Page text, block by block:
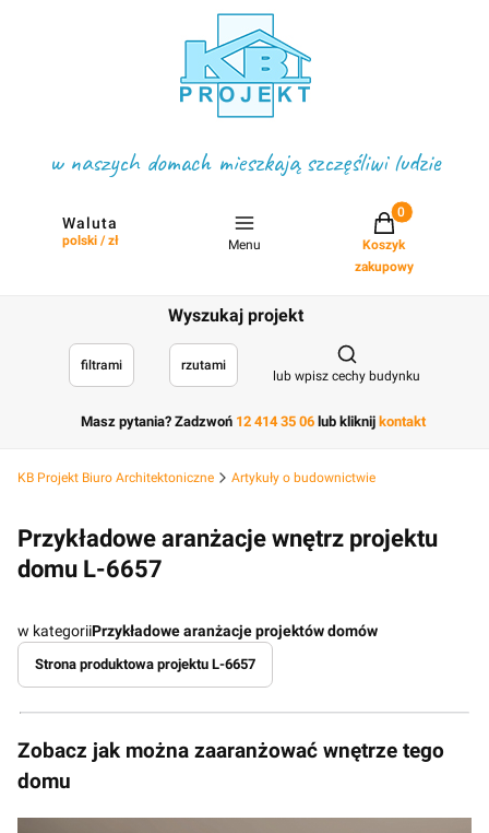
w naszych domach mieszkają szczęśliwi ludzie
Waluta
polski / zł Menu
Projekty w
Koszyk
zakupowy
Wyszukaj projekt
filtrami rzutami
Otwórz
lub wpisz cechy budynku
Masz pytania? Zadzwoń 12 414 35 06 lub kliknij kontakt
KB Projekt Biuro Architektoniczne Artykuły o budownictwie
Przykładowe aranżacje wnętrz projektu
domu L-6657
w kategoriiPrzykładowe aranżacje projektów domów
Strona produktowa projektu L-6657
Zobacz jak można zaaranżować wnętrze tego
domu